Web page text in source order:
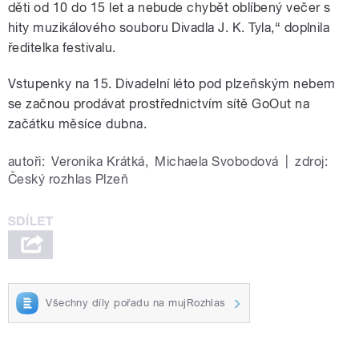
děti od 10 do 15 let a nebude chybět oblíbený večer s
hity muzikálového souboru Divadla J. K. Tyla,“ doplnila
ředitelka festivalu.
Vstupenky na 15. Divadelní léto pod plzeňským nebem
se začnou prodávat prostřednictvím sítě GoOut na
začátku měsíce dubna.
autoři: Veronika Krátká, Michaela Svobodová
zdroj:
Český rozhlas Plzeň
Všechny díly pořadu na mujRozhlas